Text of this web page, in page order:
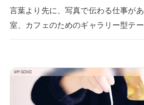
言葉より先に、写真で伝わる仕事が
室、カフェのためのギャラリー型テ